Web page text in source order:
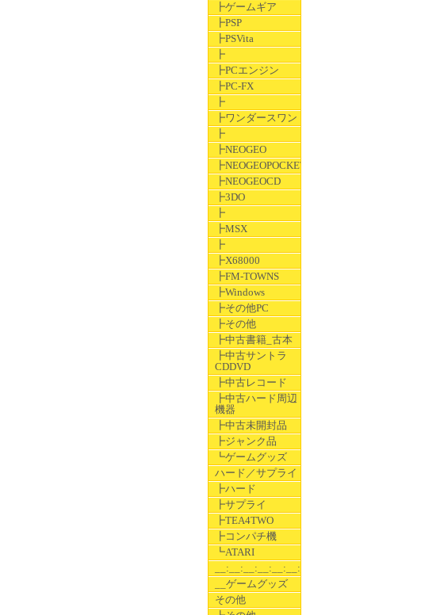
┣ゲームギア
┣PSP
┣PSVita
┣
┣PCエンジン
┣PC-FX
┣
┣ワンダースワン
┣
┣NEOGEO
┣NEOGEOPOCKET
┣NEOGEOCD
┣3DO
┣
┣MSX
┣
┣X68000
┣FM-TOWNS
┣Windows
┣その他PC
┣その他
┣中古書籍_古本
┣中古サントラ
CDDVD
┣中古レコード
┣中古ハード周辺
機器
┣中古未開封品
┣ジャンク品
┗ゲームグッズ
ハード／サプライ
┣ハード
┣サプライ
┣TEA4TWO
┣コンパチ機
┗ATARI
__:__:__:__:__:__:__
__ゲームグッズ
その他